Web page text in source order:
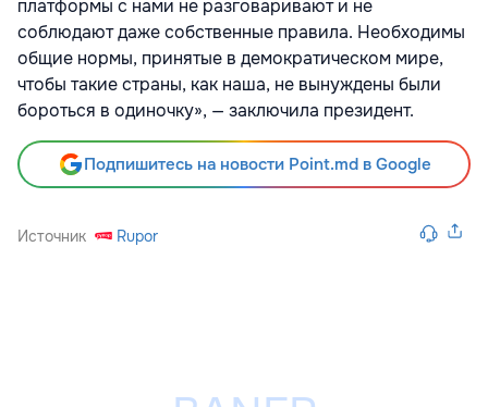
платформы с нами не разговаривают и не
соблюдают даже собственные правила. Необходимы
общие нормы, принятые в демократическом мире,
чтобы такие страны, как наша, не вынуждены были
бороться в одиночку», — заключила президент.
Подпишитесь на новости Point.md в Google
Источник Rupor